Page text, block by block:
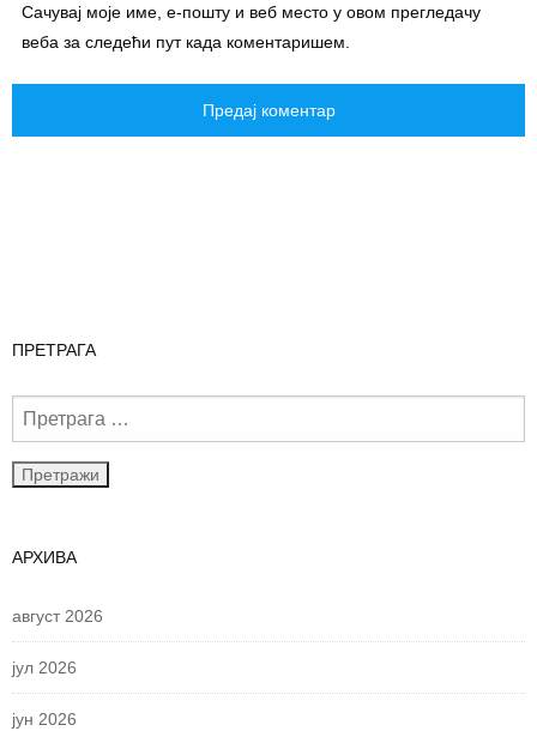
Сачувај моје име, е-пошту и веб место у овом прегледачу
веба за следећи пут када коментаришем.
ПРЕТРАГА
АРХИВА
август 2026
јул 2026
јун 2026